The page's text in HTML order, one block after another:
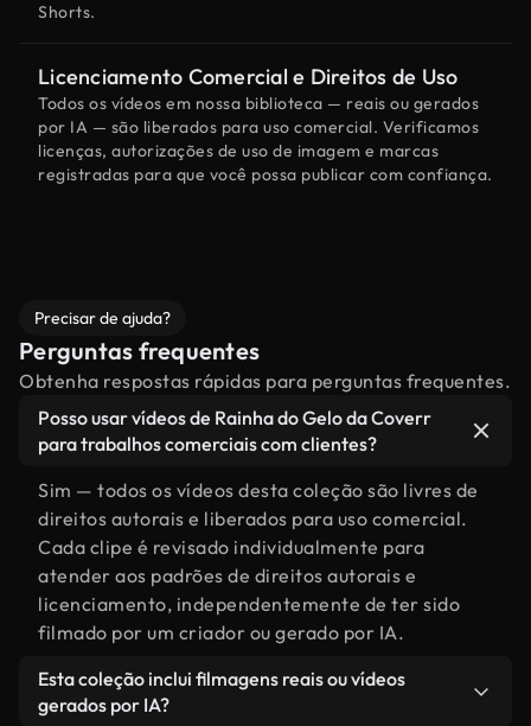
Shorts.
Licenciamento Comercial e Direitos de Uso
Todos os vídeos em nossa biblioteca — reais ou gerados
por IA — são liberados para uso comercial. Verificamos
licenças, autorizações de uso de imagem e marcas
registradas para que você possa publicar com confiança.
Precisar de ajuda?
Perguntas frequentes
Obtenha respostas rápidas para perguntas frequentes.
Posso usar vídeos de Rainha do Gelo da Coverr
para trabalhos comerciais com clientes?
Sim — todos os vídeos desta coleção são livres de
direitos autorais e liberados para uso comercial.
Cada clipe é revisado individualmente para
atender aos padrões de direitos autorais e
licenciamento, independentemente de ter sido
filmado por um criador ou gerado por IA.
Esta coleção inclui filmagens reais ou vídeos
gerados por IA?